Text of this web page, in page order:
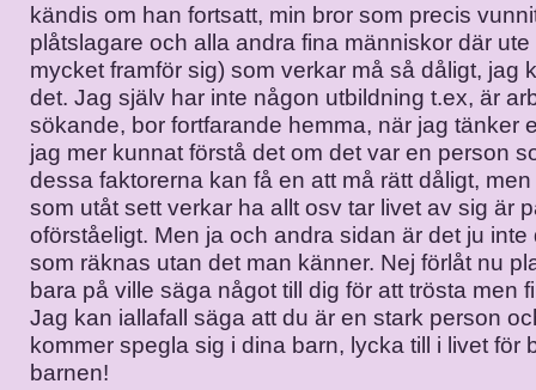
kändis om han fortsatt, min bror som precis
plåtslagare och alla andra fina människor där
mycket framför sig) som verkar må så dåligt, jag
det. Jag själv har inte någon utbildning t.ex, är
sökande, bor fortfarande hemma, när jag tänker
jag mer kunnat förstå det om det var en person
dessa faktorerna kan få en att må rätt dåligt,
som utåt sett verkar ha allt osv tar livet av sig är
oförståeligt. Men ja och andra sidan är det ju inte
som räknas utan det man känner. Nej förlåt nu
bara på ville säga något till dig för att trösta men
Jag kan iallafall säga att du är en stark person
kommer spegla sig i dina barn, lycka till i livet för
barnen!